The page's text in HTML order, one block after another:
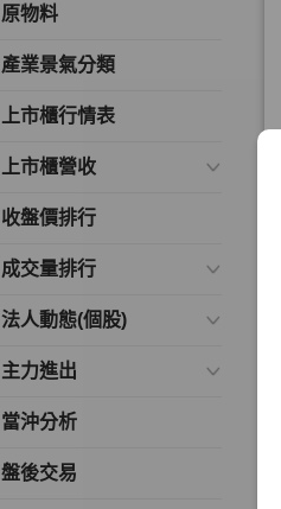
原物料
產業景氣分類
上市櫃行情表
上市櫃營收
收盤價排行
成交量排行
法人動態(個股)
主力進出
當沖分析
盤後交易